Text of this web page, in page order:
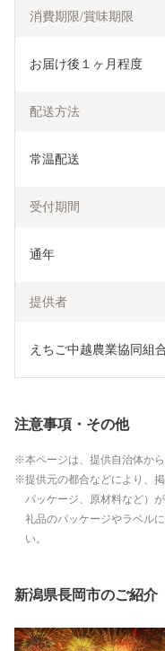
消費期限/賞味期限
お届け後１ヶ月程度
配送方法
常温配送
受付期間
通年
提供者
えちご中越農業協同組
注意事項・その他
本ページは、提供自治体か
提供元の都合などにより、
パッケージ、原材料など）
礼品のパッケージやラベル
い。
新潟県長岡市のご紹介